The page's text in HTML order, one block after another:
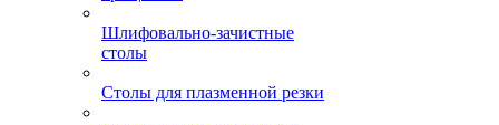
Шлифовально-зачистные
столы
Столы для плазменной резки